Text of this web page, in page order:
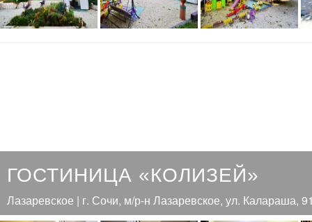
ГОСТИНИЦА «КОЛИЗЕЙ»
Лазаревское | г. Сочи, м/р-н Лазаревское, ул. Калараша,